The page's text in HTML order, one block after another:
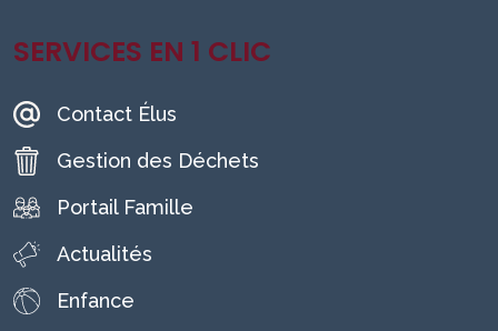
SERVICES EN 1 CLIC
Contact Élus
Gestion des Déchets
Portail Famille
Actualités
Enfance